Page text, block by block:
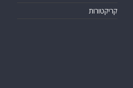
קריקטורות